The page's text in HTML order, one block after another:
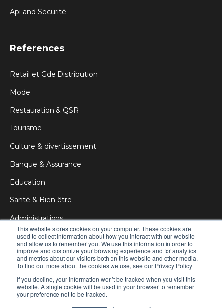
This website stores cookies on your computer. These cookies are
used to collect information about how you interact with our website
and allow us to remember you. We use this information in order to
improve and customize your browsing experience and for analytics
and metrics about our visitors both on this website and other media.
To find out more about the cookies we use, see our Privacy Policy
If you decline, your information won’t be tracked when you visit this
website. A single cookie will be used in your browser to remember
your preference not to be tracked.
Api and Securité
References
Retail et Gde Distribution
Mode
Restauration & QSR
Tourisme
Culture & divertissement
Banque & Assurance
Education
Santé & Bien-être
Administrations
Corporate
Publicité & DOOH
© 2021 Manganelli Digital Signage